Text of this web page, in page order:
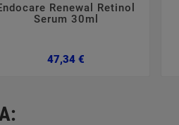
Renewal Retinol
Serum 30ml
47,34 €